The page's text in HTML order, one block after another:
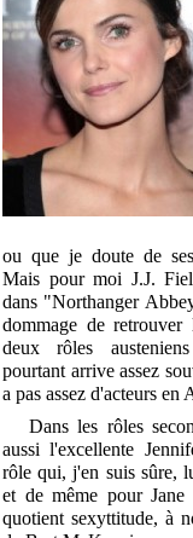
ou que je doute de
Mais pour moi J.J.
dans "Northanger
dommage de retrouver
deux rôles
pourtant arrive assez
a pas assez d'acteurs
Dans les rôles
aussi l'excellente
rôle qui, j'en suis sûre,
et de même pour
quotient sexyttitude, à